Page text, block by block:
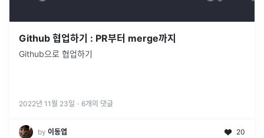
Github 협업하기 : PR부터 merge까지
Github으로 협업하기
2022년 11월 23일 · 6개의 댓글
by 이동엽 20